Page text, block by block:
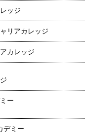
ッジ
リアカレッジ
カレッジ
ー
デミー